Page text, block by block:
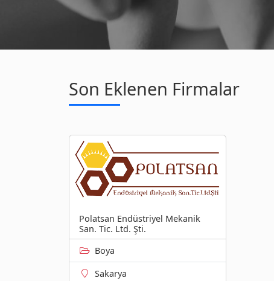
Son Eklenen Firmalar
Polatsan Endüstriyel Mekanik
San. Tic. Ltd. Şti.
Boya
Sakarya